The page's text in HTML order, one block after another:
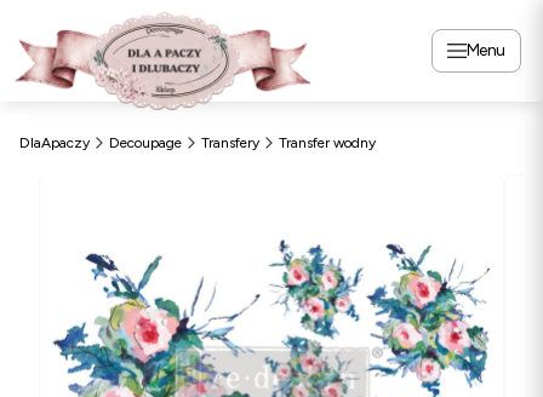
Menu
DlaApaczy Decoupage Transfery Transfer wodny